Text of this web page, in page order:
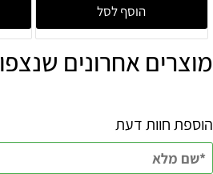
הוסף לסל
מוצרים אחרונים שנצפו
הוספת חוות דעת